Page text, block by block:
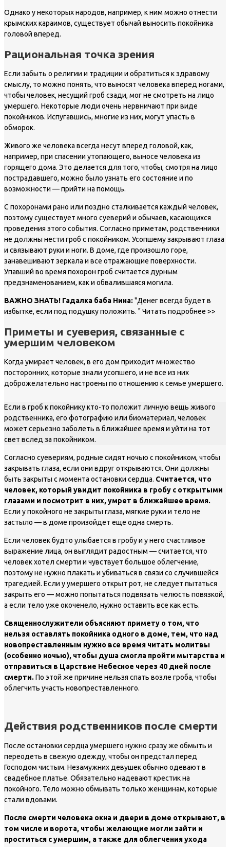
Однако у некоторых народов, например, к ним можно отнести
крымских караимов, существует обычай выносить покойника
головой вперед.
Рациональная точка зрения
Если забыть о религии и традиции и обратиться к здравому
смыслу, то можно понять, что выносят человека вперед ногами,
чтобы человек, несущий гроб сзади, мог не смотреть на лицо
умершего. Некоторые люди очень нервничают при виде
покойников. Испугавшись, многие из них, могут упасть в
обморок.
Живого же человека всегда несут вперед головой, как,
например, при спасении утопающего, выносе человека из
горящего дома. Это делается для того, чтобы, смотря на лицо
пострадавшего, можно было узнать его состояние и по
возможности — прийти на помощь.
С похоронами рано или поздно сталкивается каждый человек,
поэтому существует много суеверий и обычаев, касающихся
проведения этого события. Согласно приметам, родственники
не должны нести гроб с покойником. Усопшему закрывают глаза
и связывают руки и ноги. В доме, где произошло горе,
занавешивают зеркала и все отражающие поверхности.
Упавший во время похорон гроб считается дурным
предзнаменованием, как и обвалившаяся могила.
ВАЖНО ЗНАТЬ! Гадалка баба Нина: "Денег всегда будет в
избытке, если под подушку положить. " Читать подробнее >>
Приметы и суеверия, связанные с
умершим человеком
Когда умирает человек, в его дом приходит множество
посторонних, которые знали усопшего, и не все из них
доброжелательно настроены по отношению к семье умершего.
Если в гроб к покойнику кто-то положит личную вещь живого
родственника, его фотографию или биоматериал, человек
может серьезно заболеть в ближайшее время и уйти на тот
свет вслед за покойником.
Согласно суевериям, родные сидят ночью с покойником, чтобы
закрывать глаза, если они вдруг открываются. Они должны
быть закрыты с момента остановки сердца. Считается, что
человек, который увидит покойника в гробу с открытыми
глазами и посмотрит в них, умрет в ближайшее время.
Если у покойного не закрыты глаза, мягкие руки и тело не
застыло — в доме произойдет еще одна смерть.
Если человек будто улыбается в гробу и у него счастливое
выражение лица, он выглядит радостным — считается, что
человек хотел смерти и чувствует большое облегчение,
поэтому не нужно плакать и убиваться в связи со случившейся
трагедией. Если у умершего открыт рот, не следует пытаться
закрыть его — можно попытаться подвязать челюсть повязкой,
а если тело уже окоченело, нужно оставить все как есть.
Священнослужители объясняют примету о том, что
нельзя оставлять покойника одного в доме, тем, что над
новопреставленным нужно все время читать молитвы
(особенно ночью), чтобы душа смогла пройти мытарства и
отправиться в Царствие Небесное через 40 дней после
смерти. По этой же причине нельзя спать возле гроба, чтобы
облегчить участь новопреставленного.
Действия родственников после смерти
После остановки сердца умершего нужно сразу же обмыть и
переодеть в свежую одежду, чтобы он предстал перед
Господом чистым. Незамужних девушек обычно одевают в
свадебное платье. Обязательно надевают крестик на
покойного. Тело можно обмывать только женщинам, которые
стали вдовами.
После смерти человека окна и двери в доме открывают, в
том числе и ворота, чтобы желающие могли зайти и
проститься с умершим, а также для облегчения ухода